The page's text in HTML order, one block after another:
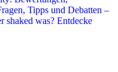
Tipps und Debatten –
shaked was? Entdecke